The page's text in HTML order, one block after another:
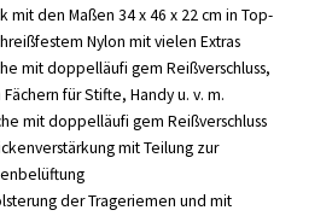
mit den Maßen 34 x 46 x 22 cm in Top-
Nylon mit vielen Extras
mit doppelläufi gem Reißverschluss,
für Stifte, Handy u. v. m.
mit doppelläufi gem Reißverschluss
mit Teilung zur
der Trageriemen und mit